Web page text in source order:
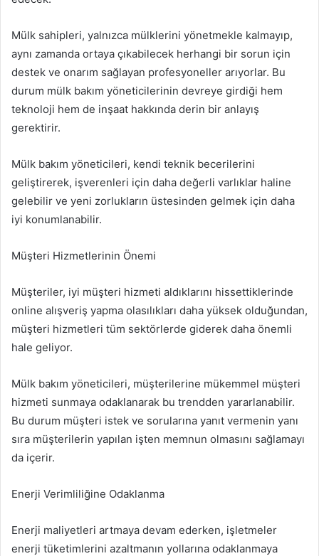
Mülk sahipleri, yalnızca mülklerini yönetmekle kalmayıp,
aynı zamanda ortaya çıkabilecek herhangi bir sorun için
destek ve onarım sağlayan profesyoneller arıyorlar. Bu
durum mülk bakım yöneticilerinin devreye girdiği hem
teknoloji hem de inşaat hakkında derin bir anlayış
gerektirir.
Mülk bakım yöneticileri, kendi teknik becerilerini
geliştirerek, işverenleri için daha değerli varlıklar haline
gelebilir ve yeni zorlukların üstesinden gelmek için daha
iyi konumlanabilir.
Müşteri Hizmetlerinin Önemi
Müşteriler, iyi müşteri hizmeti aldıklarını hissettiklerinde
online alışveriş yapma olasılıkları daha yüksek olduğundan,
müşteri hizmetleri tüm sektörlerde giderek daha önemli
hale geliyor.
Mülk bakım yöneticileri, müşterilerine mükemmel müşteri
hizmeti sunmaya odaklanarak bu trendden yararlanabilir.
Bu durum müşteri istek ve sorularına yanıt vermenin yanı
sıra müşterilerin yapılan işten memnun olmasını sağlamayı
da içerir.
Enerji Verimliliğine Odaklanma
Enerji maliyetleri artmaya devam ederken, işletmeler
enerji tüketimlerini azaltmanın yollarına odaklanmaya